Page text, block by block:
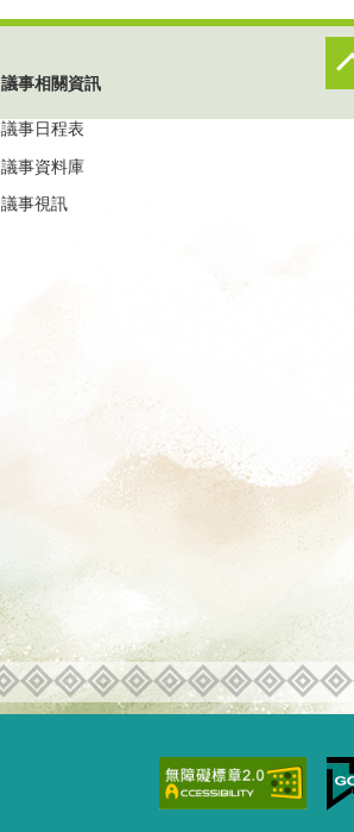
議事相關資訊
議事日程表
議事資料庫
議事視訊